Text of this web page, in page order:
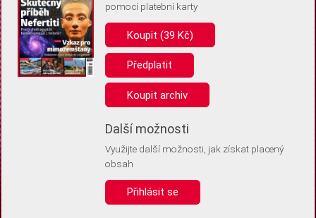
Pro základní fungování webu nepotřebujeme ukládat žádné informace
(tzv. cookies apod.). Rádi bychom vás ale požádali o souhlas s
uložením volitelných informací:
Anonymní unikátní ID
Díky němu příště poznáme, že se jedná o stejné zařízení, a
Identifikátor je zcela anonymní.
Vaše souhlasy a odmítnutí si ukládáme do vašeho zařízení, abychom se
vás už příště znovu neptali. Můžete je kdykoli později upravit ve Správě
pomocí platební karty
Koupit (39 Kč)
Předplatit
Koupit archiv
Další možnosti
Využijte další možnosti, jak získat placený
obsah
Přihlásit se